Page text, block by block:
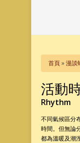
您在這
首頁»漫談
活動
Rhythm
不同氣候區分
時間。但無論
都為溫暖及潮